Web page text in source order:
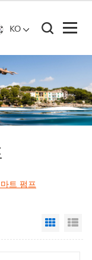
KO
트 펌프
Grid